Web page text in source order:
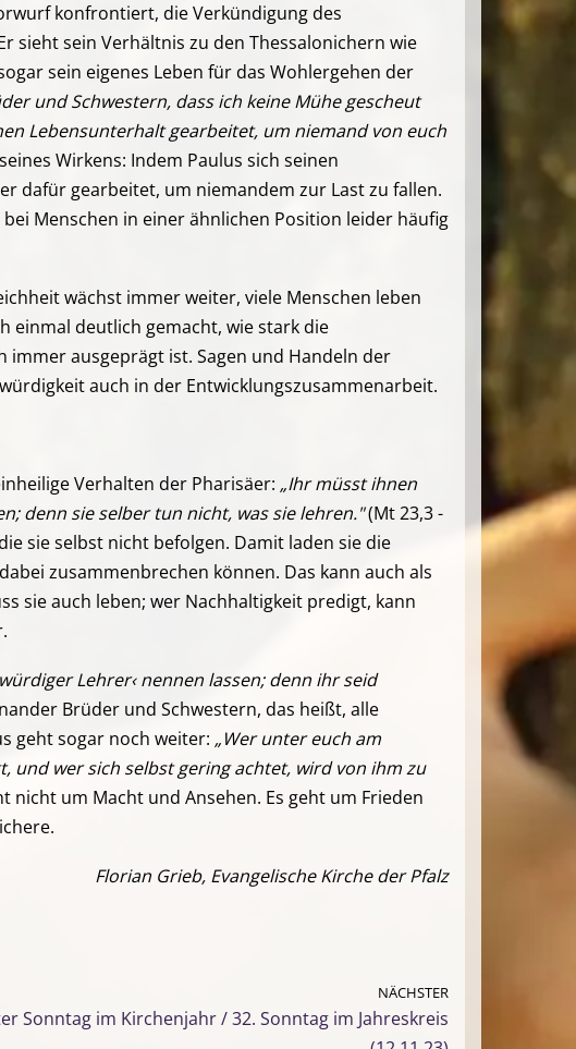
konfrontiert, die Verkündigung des
sieht sein Verhältnis zu den Thessalonichern wie
sein eigenes Leben für das Wohlergehen der
und Schwestern, dass ich keine Mühe gescheut
Lebensunterhalt gearbeitet, um niemand von euch
Wirkens: Indem Paulus sich seinen
dafür gearbeitet, um niemandem zur Last zu fallen.
Menschen in einer ähnlichen Position leider häufig
wächst immer weiter, viele Menschen leben
einmal deutlich gemacht, wie stark die
immer ausgeprägt ist. Sagen und Handeln der
auch in der Entwicklungszusammenarbeit.
Verhalten der Pharisäer: „Ihr müsst ihnen
denn sie selber tun nicht, was sie lehren."(Mt 23,3 -
sie selbst nicht befolgen. Damit laden sie die
zusammenbrechen können. Das kann auch als
sie auch leben; wer Nachhaltigkeit predigt, kann
Lehrer‹ nennen lassen; denn ihr seid
Brüder und Schwestern, das heißt, alle
geht sogar noch weiter: „Wer unter euch am
und wer sich selbst gering achtet, wird von ihm zu
nicht um Macht und Ansehen. Es geht um Frieden
Florian Grieb, Evangelische Kirche der Pfalz
NÄCHSTER
Sonntag im Kirchenjahr / 32. Sonntag im Jahreskreis